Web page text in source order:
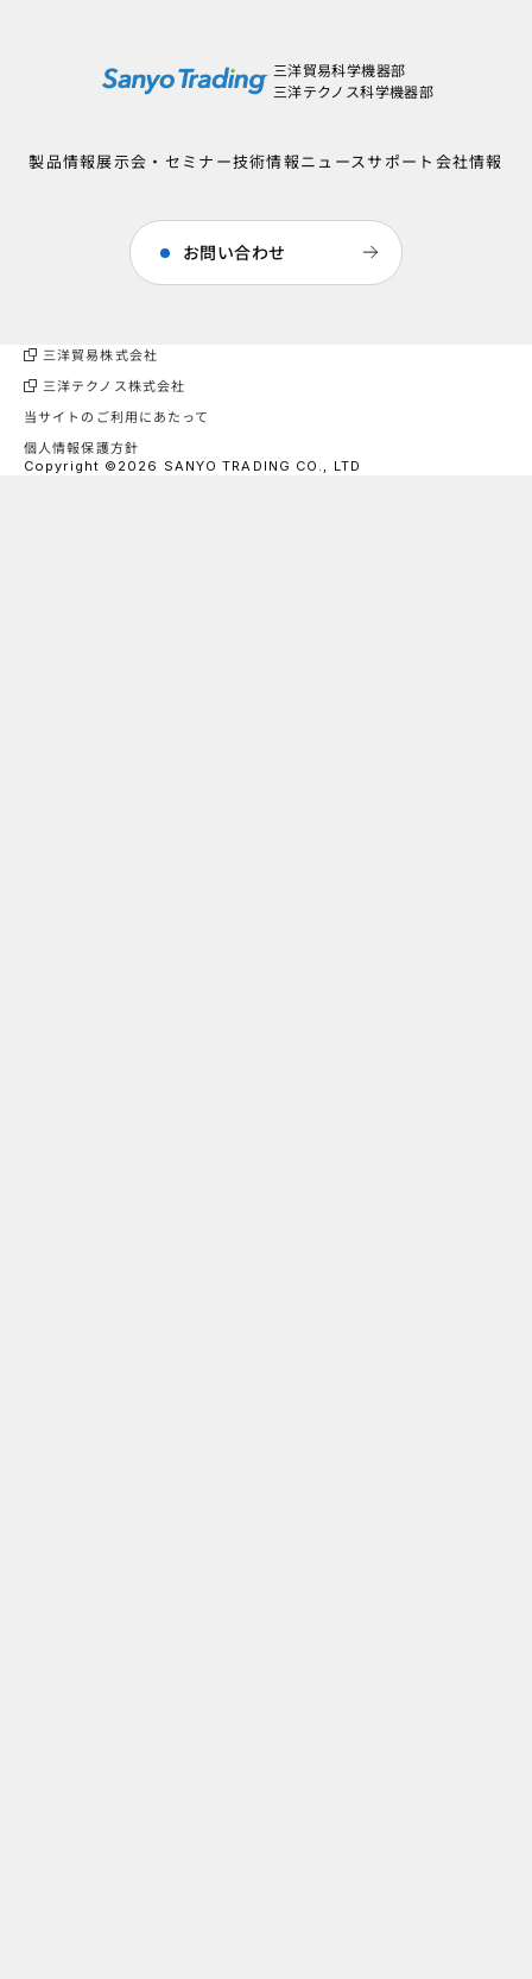
三洋貿易科学機器部
三洋テクノス科学機器部
製品情報展示会・セミナー技術情報ニュースサポート 会社情報
お問い合わせ
三洋貿易株式会社
三洋テクノス株式会社
当サイトのご利用にあたって
個人情報保護方針
Copyright ©2026 SANYO TRADING CO., LTD